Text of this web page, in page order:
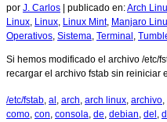
por J. Carlos publicado en:Arch
Linux, Linux, Linux Mint, Manjaro
Operativos, Sistema, Terminal ,
Si hemos modificado el archivo /etc/
recargar el archivo fstab sin reiniciar
/etc/fstab, al , arch, arch linux, archivo,
como, con, consola, de, debian, del ,